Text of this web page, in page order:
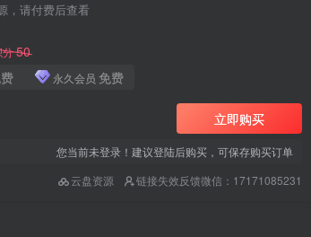
，请付费后查看
50
永久会员 免费
立即购买
您当前未登录！建议登陆后购买，可保存购买订单
云盘资源
链接失效反馈微信：17171085231